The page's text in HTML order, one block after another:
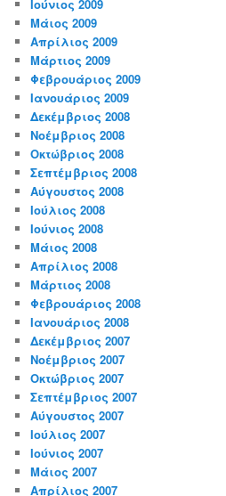
Ιούνιος 2009
Μάιος 2009
Απρίλιος 2009
Μάρτιος 2009
Φεβρουάριος 2009
Ιανουάριος 2009
Δεκέμβριος 2008
Νοέμβριος 2008
Οκτώβριος 2008
Σεπτέμβριος 2008
Αύγουστος 2008
Ιούλιος 2008
Ιούνιος 2008
Μάιος 2008
Απρίλιος 2008
Μάρτιος 2008
Φεβρουάριος 2008
Ιανουάριος 2008
Δεκέμβριος 2007
Νοέμβριος 2007
Οκτώβριος 2007
Σεπτέμβριος 2007
Αύγουστος 2007
Ιούλιος 2007
Ιούνιος 2007
Μάιος 2007
Απρίλιος 2007